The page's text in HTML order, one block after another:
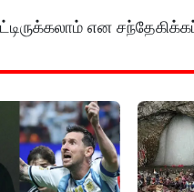
என